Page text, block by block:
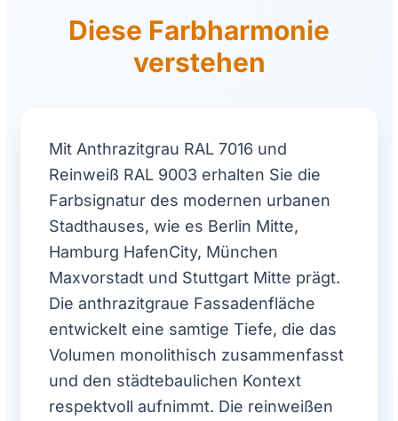
Diese Farbharmonie
verstehen
Mit Anthrazitgrau RAL 7016 und
Reinweiß RAL 9003 erhalten Sie die
Farbsignatur des modernen urbanen
Stadthauses, wie es Berlin Mitte,
Hamburg HafenCity, München
Maxvorstadt und Stuttgart Mitte prägt.
Die anthrazitgraue Fassadenfläche
entwickelt eine samtige Tiefe, die das
Volumen monolithisch zusammenfasst
und den städtebaulichen Kontext
respektvoll aufnimmt. Die reinweißen